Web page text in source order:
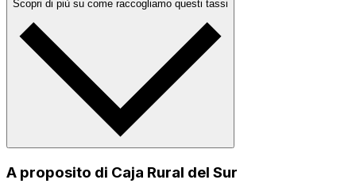
Scopri di più su come raccogliamo questi tassi
A proposito di Caja Rural del Sur